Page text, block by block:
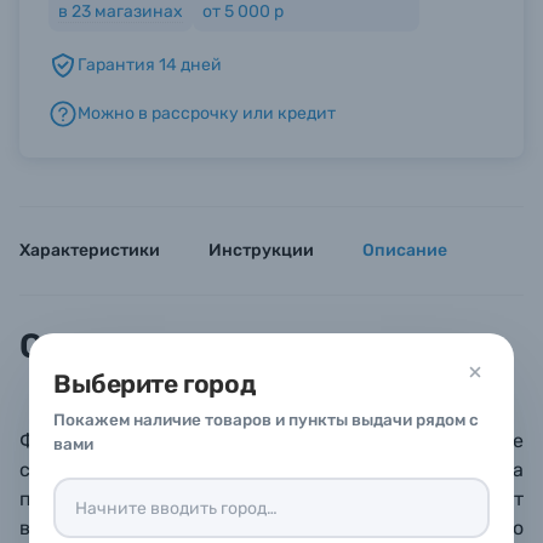
Выберите город
Покажем наличие товаров и пункты выдачи рядом с
вами
Б/У фототехника (Комиссионные товары)
в 23 магазинах
от 5 000 р
Гарантия 14 дней
Можно в рассрочку или кредит
Характеристики Инструкции Описание
Описание
Фоторамка
("Ты мое
солнышко"
украсит любой интерьер. Рамка
подходит для фотографий формата 15х21 см. Багет
выполнен из МДФ, древесного волокна – достаточно